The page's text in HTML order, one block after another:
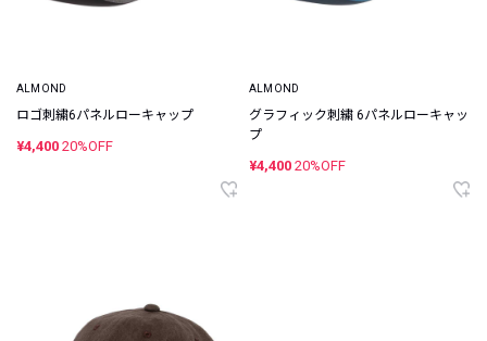
ALMOND
ロゴ刺繍6パネルローキャップ
¥4,400 20%OFF
ALMOND
グラフィック刺繍 6パネルローキャッ
プ
¥4,400 20%OFF